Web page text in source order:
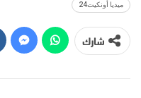
ميديا أونكيت24
شارك